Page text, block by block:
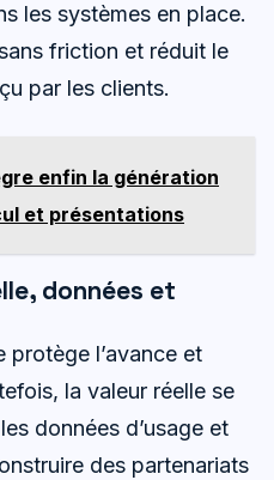
les systèmes en place.
friction et réduit le
par les clients.
enfin la génération
et présentations
données et
protège l’avance et
la valeur réelle se
données d’usage et
des partenariats